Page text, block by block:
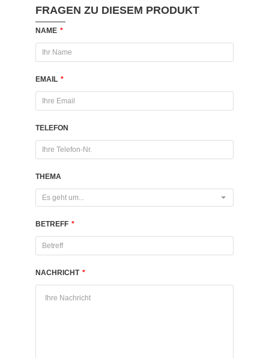
FRAGEN ZU DIESEM PRODUKT
NAME *
EMAIL *
TELEFON
THEMA
Es geht um...
BETREFF *
NACHRICHT *